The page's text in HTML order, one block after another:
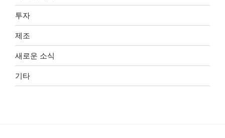
투자
제조
새로운 소식
기타